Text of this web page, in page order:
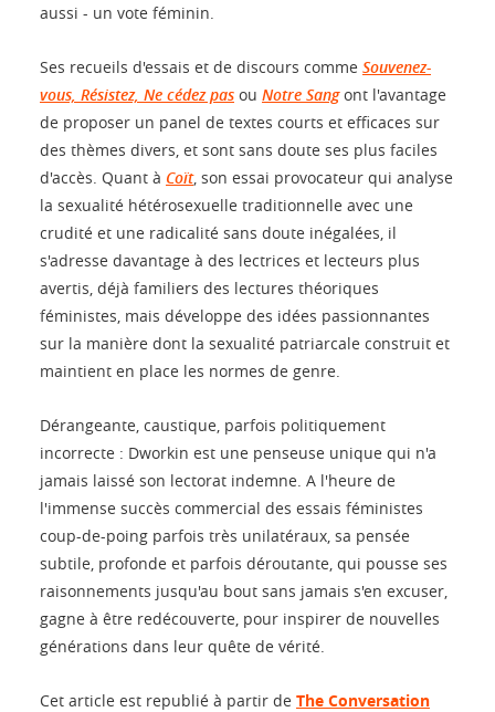
aussi - un vote féminin.
Ses recueils d'essais et de discours comme Souvenez-
vous, Résistez, Ne cédez pas ou Notre Sangont l'avantage
de proposer un panel de textes courts et efficaces sur
des thèmes divers, et sont sans doute ses plus faciles
d'accès. Quant à Coït, son essai provocateur qui analyse
la sexualité hétérosexuelle traditionnelle avec une
crudité et une radicalité sans doute inégalées, il
s'adresse davantage à des lectrices et lecteurs plus
avertis, déjà familiers des lectures théoriques
féministes, mais développe des idées passionnantes
sur la manière dont la sexualité patriarcale construit et
maintient en place les normes de genre.
Dérangeante, caustique, parfois politiquement
incorrecte : Dworkin est une penseuse unique qui n'a
jamais laissé son lectorat indemne. A l'heure de
l'immense succès commercial des essais féministes
coup-de-poing parfois très unilatéraux, sa pensée
subtile, profonde et parfois déroutante, qui pousse ses
raisonnements jusqu'au bout sans jamais s'en excuser,
gagne à être redécouverte, pour inspirer de nouvelles
générations dans leur quête de vérité.
Cet article est republié à partir de The Conversation